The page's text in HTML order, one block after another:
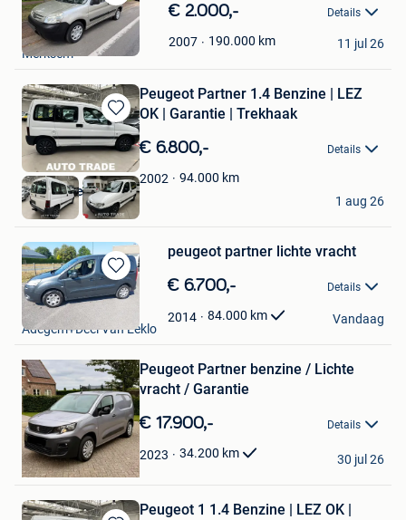
Bewaren
in
Mijn
Favorieten
€ 2.000,- Details
2007 190.000 km
farah
Merksem
11 jul 26
Bewaren
in
Mijn
Favorieten
Peugeot Partner 1.4 Benzine | LEZ
OK | Garantie | Trekhaak
€ 6.800,- Details
2002 94.000 km
AutoTrade Hasselt
Hasselt
1 aug 26
Bewaren
in
Favorieten
peugeot partner lichte vracht
€ 6.700,- Details
2014 84.000 km
max
Adegem+Deel Van Eeklo
Vandaag
in
Mijn
Favorieten
Peugeot Partner benzine / Lichte
vracht / Garantie
€ 17.900,- Details
2023 34.200 km
Chenzo
Beerse
30 jul 26
Peugeot 1 1.4 Benzine | LEZ OK |